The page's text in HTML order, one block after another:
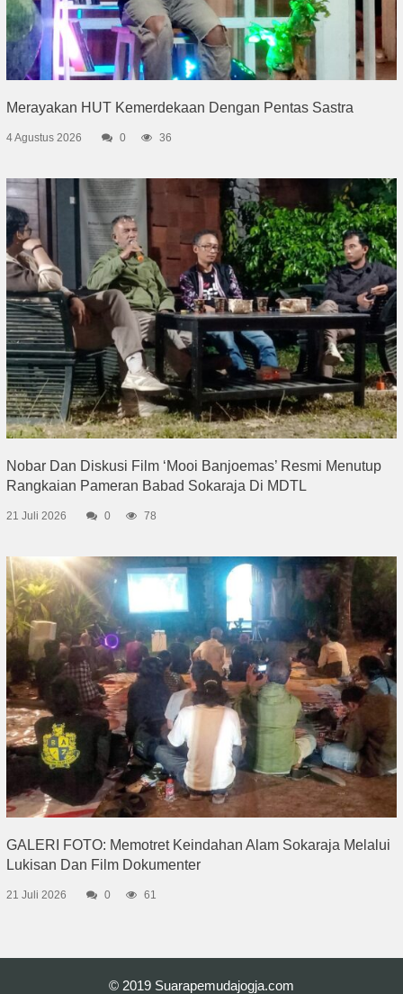
Merayakan HUT Kemerdekaan Dengan Pentas Sastra
4 Agustus 2026 0 36
Nobar Dan Diskusi Film ‘Mooi Banjoemas’ Resmi Menutup
Rangkaian Pameran Babad Sokaraja Di MDTL
21 Juli 2026 0 78
GALERI FOTO: Memotret Keindahan Alam Sokaraja Melalui
Lukisan Dan Film Dokumenter
21 Juli 2026 0 61
© 2019 Suarapemudajogja.com